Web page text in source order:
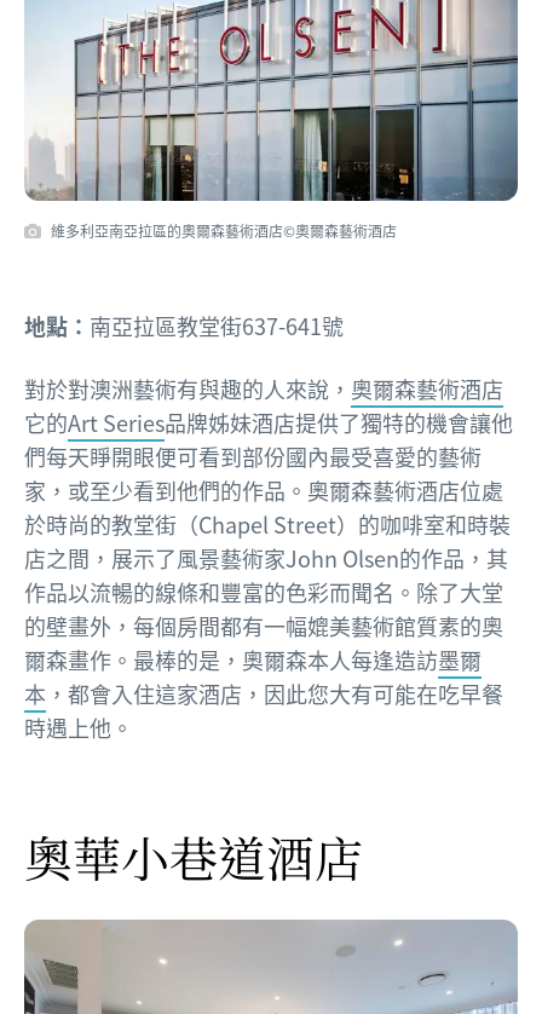
維多利亞南亞拉區的奧爾森藝術酒店©奧爾森藝術酒店
地點： 南亞拉區教堂街637-641號
對於對澳洲藝術有與趣的人來說， 奧爾森藝術酒店
它的Art Series品牌姊妹酒店提供了獨特的機會讓他
們每天睜開眼便可看到部份國內最受喜愛的藝術
家，或至少看到他們的作品。奧爾森藝術酒店位處
於時尚的教堂街（Chapel Street）的咖啡室和時裝
店之間，展示了風景藝術家John Olsen的作品，其
作品以流暢的線條和豐富的色彩而聞名。除了大堂
的壁畫外，每個房間都有一幅媲美藝術館質素的奧
爾森畫作。最棒的是，奧爾森本人每逢造訪墨爾
本 ，都會入住這家酒店，因此您大有可能在吃早餐
時遇上他。
奧華小巷道酒店